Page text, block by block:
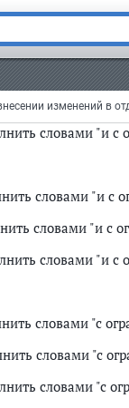
словами "и с
словами "и с
словами "и с
словами "и с
словами "и с
словами "и с
словами "с
словами "с
словами "с